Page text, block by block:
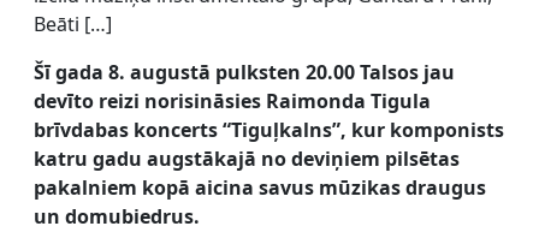
Beāti […]
Šī gada 8. augustā pulksten 20.00 Talsos jau
devīto reizi norisināsies Raimonda Tigula
brīvdabas koncerts “Tiguļkalns”, kur komponists
katru gadu augstākajā no deviņiem pilsētas
pakalniem kopā aicina savus mūzikas draugus
un domubiedrus.